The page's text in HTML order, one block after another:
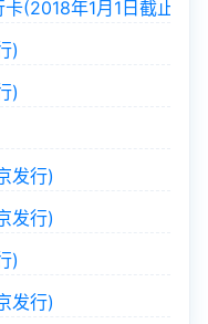
(2018年1月1日截止发行)
)
)
发行)
发行)
)
发行)